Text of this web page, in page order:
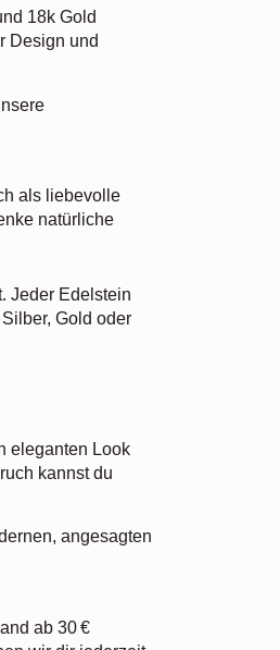
18k Gold
Design und
als liebevolle
natürliche
Jeder Edelstein
Gold oder
eleganten Look
kannst du
angesagten
ab 30 €